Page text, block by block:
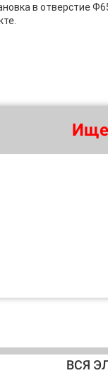
в отверстие
ВСЯ